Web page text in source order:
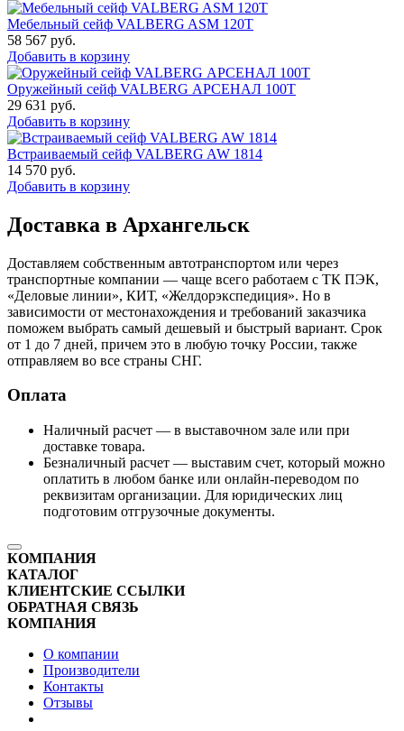
Мебельный сейф VALBERG ASM 120T
58 567 руб.
Добавить в корзину
Оружейный сейф VALBERG АРСЕНАЛ 100Т
29 631 руб.
Добавить в корзину
Встраиваемый сейф VALBERG AW 1814
14 570 руб.
Добавить в корзину
Доставка в Архангельск
Доставляем собственным автотранспортом или через
транспортные компании — чаще всего работаем с ТК ПЭК,
«Деловые линии», КИТ, «Желдорэкспедиция». Но в
зависимости от местонахождения и требований заказчика
поможем выбрать самый дешевый и быстрый вариант. Срок
от 1 до 7 дней, причем это в любую точку России, также
отправляем во все страны СНГ.
Оплата
Наличный расчет — в выставочном зале или при
доставке товара.
Безналичный расчет — выставим счет, который можно
оплатить в любом банке или онлайн-переводом по
реквизитам организации. Для юридических лиц
подготовим отгрузочные документы.
КОМПАНИЯ
КАТАЛОГ
КЛИЕНТСКИЕ ССЫЛКИ
ОБРАТНАЯ СВЯЗЬ
КОМПАНИЯ
О компании
Производители
Контакты
Отзывы